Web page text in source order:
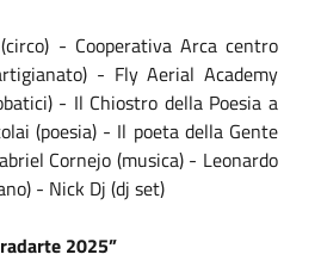
- Cooperativa Arca centro
- Fly Aerial Academy
- Il Chiostro della Poesia a
(poesia) - Il poeta della Gente
Cornejo (musica) - Leonardo
- Nick Dj (dj set)
2025”